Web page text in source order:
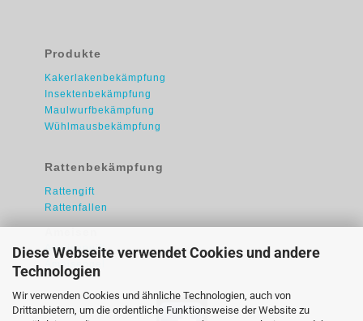
Diese Webseite verwendet Cookies und andere
Technologien
Wir verwenden Cookies und ähnliche Technologien, auch von
Drittanbietern, um die ordentliche Funktionsweise der Website zu
Produkte
Kakerlakenbekämpfung
Insektenbekämpfung
Maulwurfbekämpfung
Wühlmausbekämpfung
Rattenbekämpfung
Rattengift
Rattenfallen
Ameisengift
Ameisengel